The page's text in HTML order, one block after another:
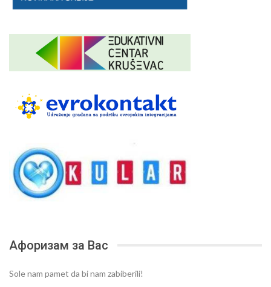
Афоризам за Вас
Sole nam pamet da bi nam zabiberili!